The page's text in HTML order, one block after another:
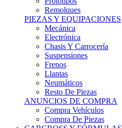
Remolques
PIEZAS Y EQUIPACIONES
Mecánica
Electrónica
Chasis Y Carrocería
Suspensiones
Frenos
Llantas
Neumáticos
Resto De Piezas
ANUNCIOS DE COMPRA
Compra Vehículos
Compra De Piezas